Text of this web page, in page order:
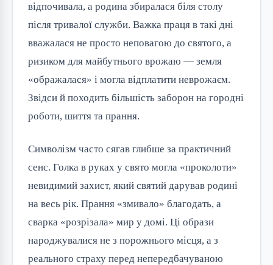
відпочивала, а родина збиралася біля столу
після тривалої служби. Важка праця в такі дні
вважалася не просто неповагою до святого, а
ризиком для майбутнього врожаю — земля
«ображалася» і могла відплатити неврожаєм.
Звідси й походить більшість заборон на городні
роботи, шиття та прання.
Символізм часто сягав глибше за практичний
сенс. Голка в руках у свято могла «проколоти»
невидимий захист, який святий дарував родині
на весь рік. Прання «змивало» благодать, а
сварка «розрізала» мир у домі. Ці образи
народжувалися не з порожнього місця, а з
реального страху перед непередбачуваною